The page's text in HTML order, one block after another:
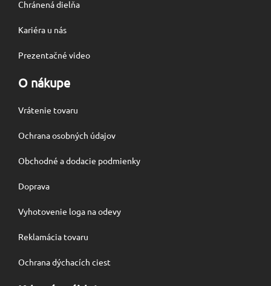
Chránená dielňa
Kariéra u nás
Prezentačné video
O nákupe
Vrátenie tovaru
Ochrana osobných údajov
Obchodné a dodacie podmienky
Doprava
Vyhotovenie loga na odevy
Reklamácia tovaru
Ochrana dýchacích ciest